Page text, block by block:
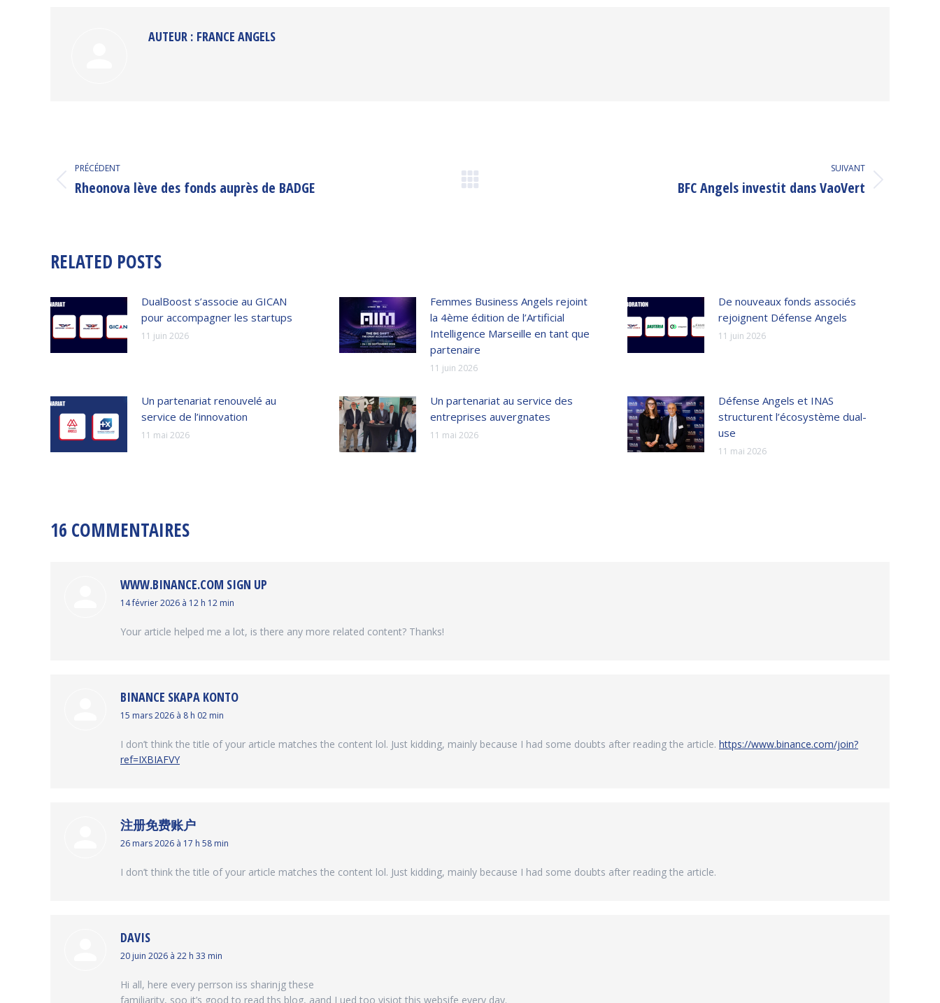
AUTEUR : FRANCE ANGELS
NAVIGATION
ARTICLE
PRÉCÉDENT
Article
Rheonova lève des fonds auprès de BADGE
SUIVANT
BFC Angels investit dans VaoVert
RELATED POSTS
DualBoost s’associe au GICAN
pour accompagner les startups
11 juin 2026
Femmes Business Angels rejoint
la 4ème édition de l’Artificial
Intelligence Marseille en tant que
partenaire
11 juin 2026
De nouveaux fonds associés
rejoignent Défense Angels
11 juin 2026
Un partenariat renouvelé au
service de l’innovation
11 mai 2026
Un partenariat au service des
entreprises auvergnates
11 mai 2026
Défense Angels et INAS
structurent l’écosystème dual-
use
11 mai 2026
16 COMMENTAIRES
WWW.BINANCE.COM SIGN UP
dit
14 février 2026 à 12 h 12 min
Your article helped me a lot, is there any more related content? Thanks!
BINANCE SKAPA KONTO
dit
15 mars 2026 à 8 h 02 min
I don’t think the title of your article matches the content lol. Just kidding, mainly because I had some doubts after reading the article. https://www.binance.com/join?
ref=IXBIAFVY
注册免费账户
dit
26 mars 2026 à 17 h 58 min
I don’t think the title of your article matches the content lol. Just kidding, mainly because I had some doubts after reading the article.
DAVIS
dit
20 juin 2026 à 22 h 33 min
Hi all, here every perrson iss sharinjg these
familiarity, soo it’s good to read ths blog, aand I ued too visiot this websife every day.